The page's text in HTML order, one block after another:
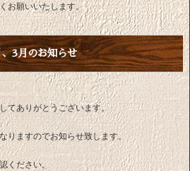
お願いいたします。
、3月のお知らせ
てありがとうございます。
りますのでお知らせ致します。
ください。